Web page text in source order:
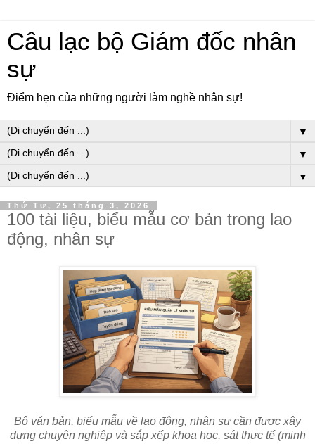
Câu lạc bộ Giám đốc nhân
sự
Điểm hẹn của những người làm nghề nhân sự!
▼
▼
▼
Thứ Tư, 25 tháng 3, 2026
100 tài liệu, biểu mẫu cơ bản trong lao
động, nhân sự
Bộ văn bản, biểu mẫu về lao động, nhân sự cần được xây
dựng chuyên nghiệp và sắp xếp khoa học, sát thực tế (minh